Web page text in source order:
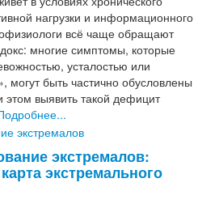
нагрузки и информационного
всё чаще обращают
многие симптомы, которые
усталостью или
быть частично обусловлены
выявить такой дефицит
экстремалов:
экстремального